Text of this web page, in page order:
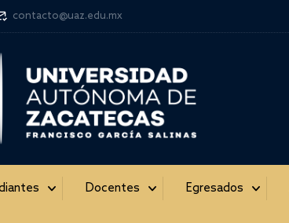
contacto@uaz.edu.mx
Docentes Egresados